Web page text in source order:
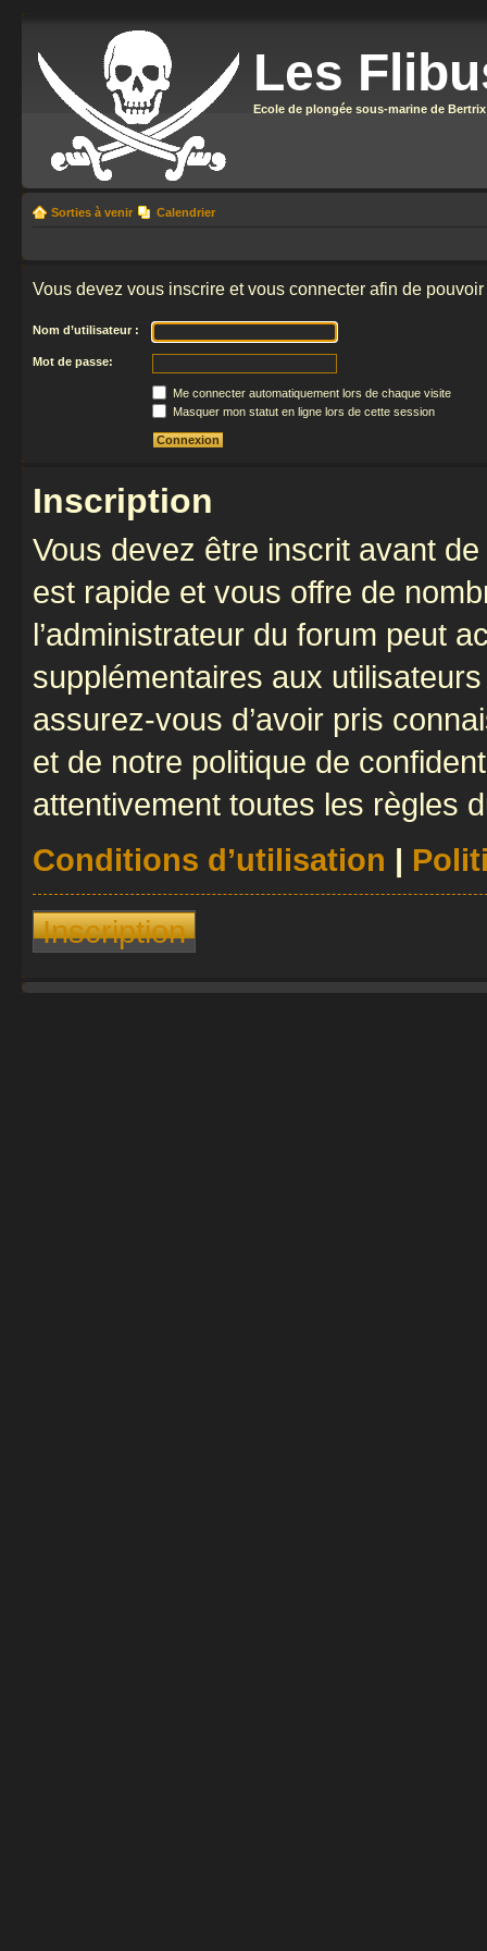
Les
Ecole de plongée sous-marine de Bertrix
Sorties à venir Calendrier
Vous devez vous inscrire et vous connecter afin de
Nom d’utilisateur :
Mot de passe:
Me connecter automatiquement lors de chaque visite
Masquer mon statut en ligne lors de cette session
Inscription
Vous devez être inscrit avant
est rapide et vous offre de
l’administrateur du forum peut
supplémentaires aux
assurez-vous d’avoir pris
et de notre politique de
attentivement toutes les règles
Conditions d’utilisation |
Inscription